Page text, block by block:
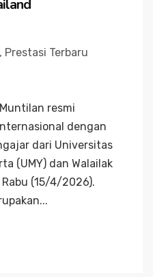
, Prestasi Terbaru
resmi
dengan
dari Universitas
(UMY) dan Walailak
(15/4/2026).